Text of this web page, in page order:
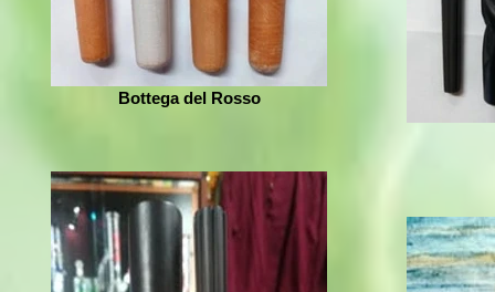
Bottega del Rosso